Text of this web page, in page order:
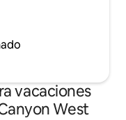
vacaciones
West